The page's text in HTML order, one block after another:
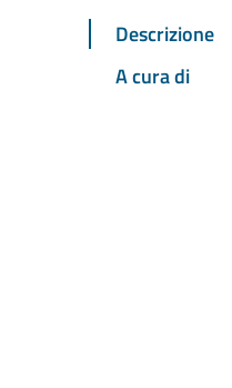
Descrizione
A cura di